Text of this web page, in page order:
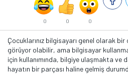
0 0 0
Çocuklarınız bilgisayarı genel olarak
görüyor olabilir, ama bilgisayar
için kullanımında, bilgiye ulaşmakta ve
hayatın bir parçası haline gelmiş